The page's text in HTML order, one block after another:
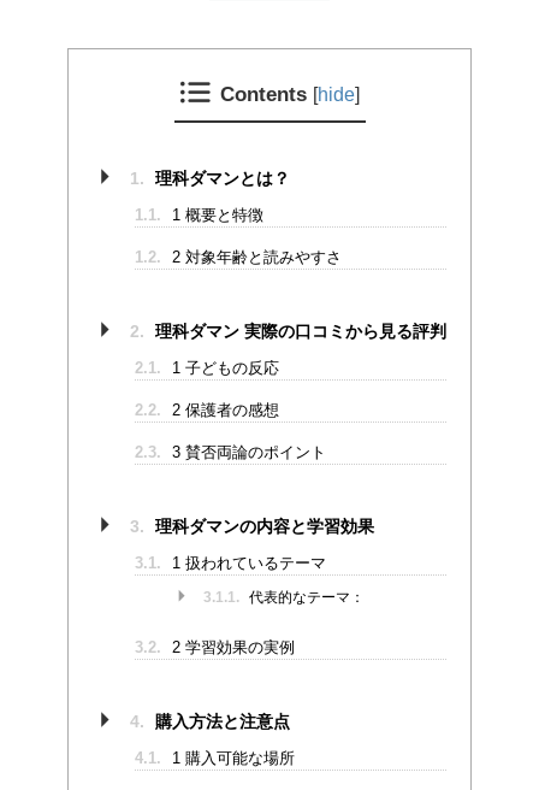
Contents [hide]
1. 理科ダマンとは？
1.1. 1 概要と特徴
1.2. 2 対象年齢と読みやすさ
2. 理科ダマン 実際の口コミから見る評判
2.1. 1 子どもの反応
2.2. 2 保護者の感想
2.3. 3 賛否両論のポイント
3. 理科ダマンの内容と学習効果
3.1. 1 扱われているテーマ
3.1.1. 代表的なテーマ：
3.2. 2 学習効果の実例
4. 購入方法と注意点
4.1. 1 購入可能な場所